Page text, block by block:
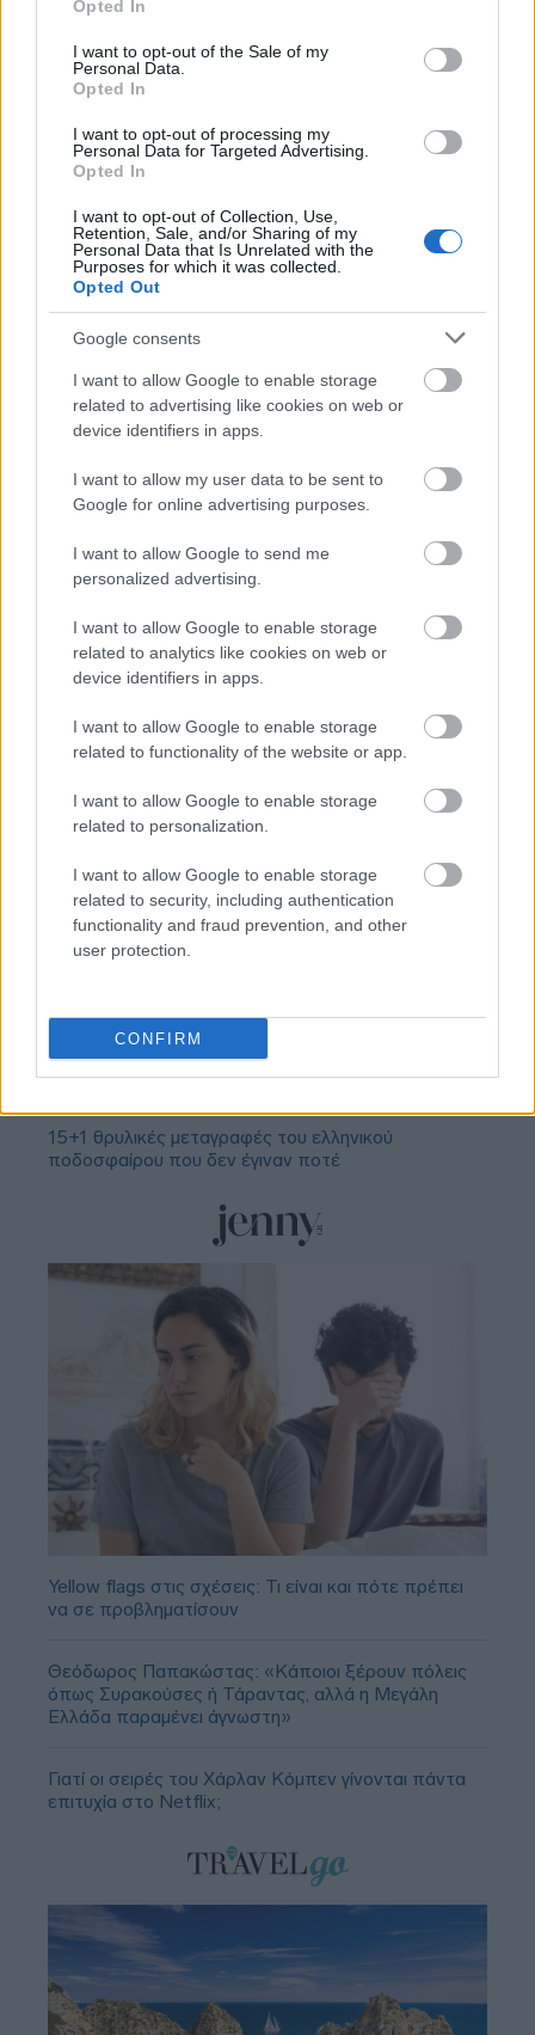
use your data for below specified purposes in below Google
consent section.
Opted In
I want to opt-out of the Sale of my
Personal Data.
Opted In
I want to opt-out of processing my
Personal Data for Targeted Advertising.
Opted In
I want to opt-out of Collection, Use,
Retention, Sale, and/or Sharing of my
Personal Data that Is Unrelated with the
Purposes for which it was collected.
Opted Out
Google consents
I want to allow Google to enable storage
related to advertising like cookies on web or
device identifiers in apps.
I want to allow my user data to be sent to
Google for online advertising purposes.
I want to allow Google to send me
personalized advertising.
I want to allow Google to enable storage
related to analytics like cookies on web or
device identifiers in apps.
I want to allow Google to enable storage
related to functionality of the website or app.
I want to allow Google to enable storage
related to personalization.
I want to allow Google to enable storage
related to security, including authentication
functionality and fraud prevention, and other
user protection.
CONFIRM
ανακοίνωση της οικογένειας
Παναθηναϊκός: Αποθέωση από τους Ισπανούς για
το ρόστερ της ομάδας
Μαρινάκης σε Μονκάδα, «πέντε μεταγραφές
έτοιμων παικτών στον Ολυμπιακό, άμεσα!»
Η χώρα στην οποία βρίσκεται το καλύτερο μέρος για
να μετακομίσεις όταν πάρεις σύνταξη
Marfin: Επιμένει ο δικηγόρος της 46χρονης για την
ταυτοποίηση - «Η ίδια εξέταση είχε γίνει και το
2022»
15+1 θρυλικές μεταγραφές του ελληνικού
ποδοσφαίρου που δεν έγιναν ποτέ
Yellow flags στις σχέσεις: Τι είναι και πότε πρέπει
να σε προβληματίσουν
Θεόδωρος Παπακώστας: «Κάποιοι ξέρουν πόλεις
όπως Συρακούσες ή Τάραντας, αλλά η Μεγάλη
Ελλάδα παραμένει άγνωστη»
Γιατί οι σειρές του Χάρλαν Κόμπεν γίνονται πάντα
επιτυχία στο Netflix;